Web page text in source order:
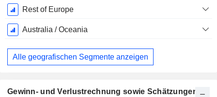
Rest of Europe
Australia / Oceania
Alle geografischen Segmente anzeigen
Gewinn- und Verlustrechnung sowie Schätzungen